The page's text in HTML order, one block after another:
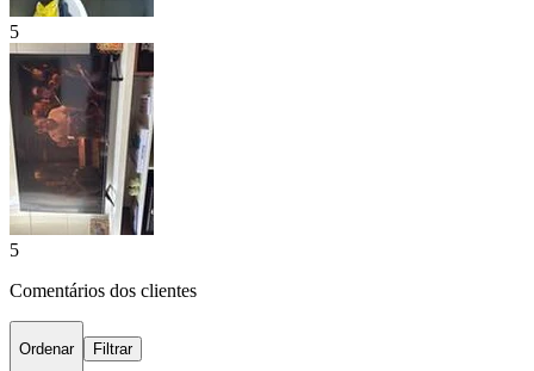
5
5
Comentários dos clientes
Ordenar Filtrar